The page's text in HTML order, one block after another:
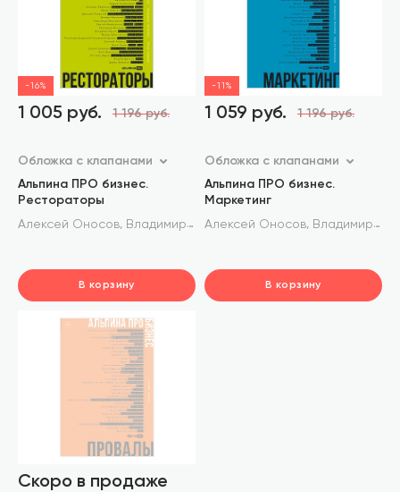
-16%
1 005 руб. 1 196 руб.
Обложка с клапанами
Альпина ПРО бизнес.
Рестораторы
Алексей Оносов, Владимир Жолобов ,Юлия Киреева
В корзину
В корзине
-11%
1 059 руб. 1 196 руб.
Обложка с клапанами
Альпина ПРО бизнес.
Маркетинг
Алексей Оносов, Владимир Жолобов
В корзину
Скоро в продаже